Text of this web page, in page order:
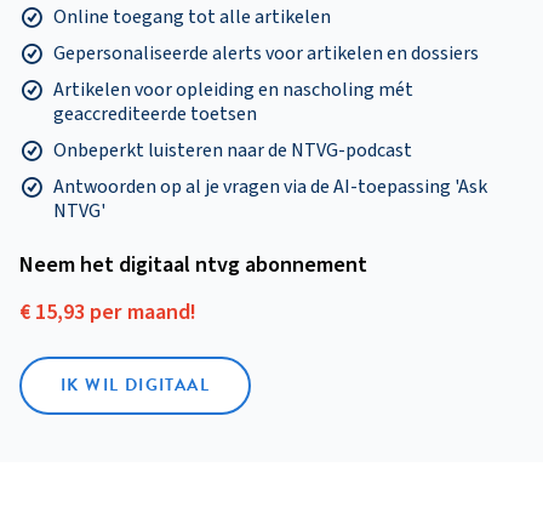
Online toegang tot alle artikelen
Gepersonaliseerde alerts voor artikelen en dossiers
Artikelen voor opleiding en nascholing mét
geaccrediteerde toetsen
Onbeperkt luisteren naar de NTVG-podcast
Antwoorden op al je vragen via de AI-toepassing 'Ask
NTVG'
Neem het digitaal ntvg abonnement
€ 15,93 per maand!
IK WIL DIGITAAL